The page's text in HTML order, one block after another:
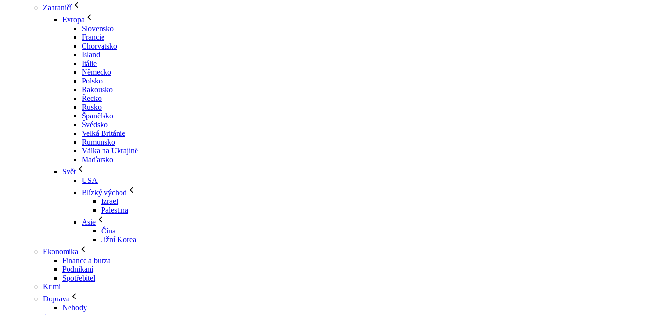
Zahraničí
Evropa
Slovensko
Francie
Chorvatsko
Island
Itálie
Německo
Polsko
Rakousko
Řecko
Rusko
Španělsko
Švédsko
Velká Británie
Rumunsko
Válka na Ukrajině
Maďarsko
Svět
USA
Blízký východ
Izrael
Palestina
Asie
Čína
Jižní Korea
Ekonomika
Finance a burza
Podnikání
Spotřebitel
Krimi
Doprava
Nehody